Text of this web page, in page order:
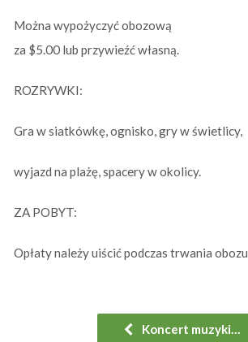
Można wypożyczyć obozową
za $5.00 lub przywieźć własną.
ROZRYWKI:
Gra w siatkówkę, ognisko, gry w świetlicy,
wyjazd na plażę, spacery w okolicy.
ZA POBYT:
Opłaty należy uiścić podczas trwania obozu
Koncert muzyki…